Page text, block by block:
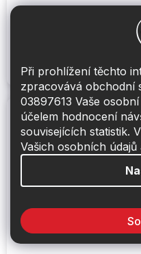
Při prohlížení těchto
zpracovává obchodní
03897613 Vaše
účelem hodnocení
souvisejících statistik.
Vašich osobních
subwoofer v tubě,